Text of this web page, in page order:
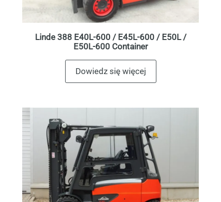
Linde 388 E40L-600 / E45L-600 / E50L /
E50L-600 Container
Dowiedz się więcej